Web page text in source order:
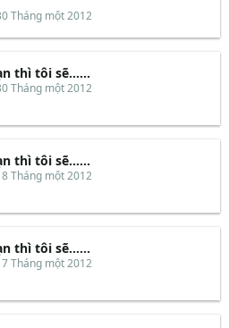
Tháng một 2012
thì tôi sẽ......
Tháng một 2012
thì tôi sẽ......
Tháng một 2012
thì tôi sẽ......
Tháng một 2012